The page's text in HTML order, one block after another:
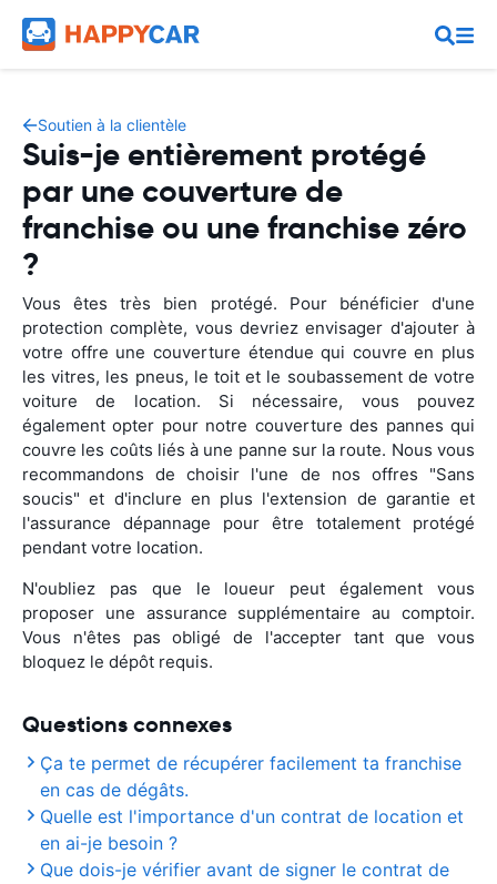
Soutien à la clientèle
Suis-je entièrement protégé
par une couverture de
franchise ou une franchise zéro
?
Vous êtes très bien protégé. Pour bénéficier d'une
protection complète, vous devriez envisager d'ajouter à
votre offre une couverture étendue qui couvre en plus
les vitres, les pneus, le toit et le soubassement de votre
voiture de location. Si nécessaire, vous pouvez
également opter pour notre couverture des pannes qui
couvre les coûts liés à une panne sur la route. Nous vous
recommandons de choisir l'une de nos offres "Sans
soucis" et d'inclure en plus l'extension de garantie et
l'assurance dépannage pour être totalement protégé
pendant votre location.
N'oubliez pas que le loueur peut également vous
proposer une assurance supplémentaire au comptoir.
Vous n'êtes pas obligé de l'accepter tant que vous
bloquez le dépôt requis.
Questions connexes
Ça te permet de récupérer facilement ta franchise
en cas de dégâts.
Quelle est l'importance d'un contrat de location et
en ai-je besoin ?
Que dois-je vérifier avant de signer le contrat de